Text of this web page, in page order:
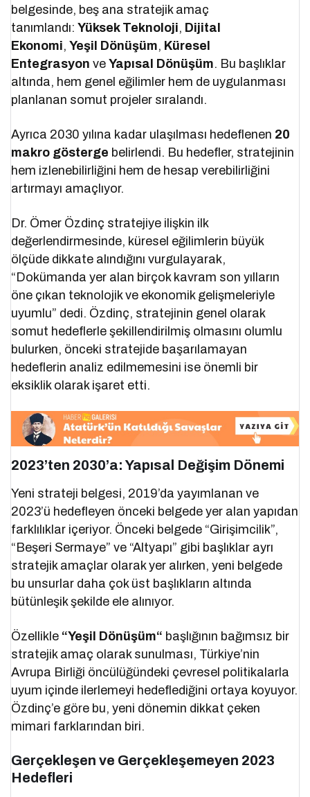
belgesinde, beş ana stratejik amaç
tanımlandı:Yüksek Teknoloji, Dijital
Ekonomi,Yeşil Dönüşüm, Küresel
Entegrasyon veYapısal Dönüşüm. Bu başlıklar
altında, hem genel eğilimler hem de uygulanması
planlanan somut projeler sıralandı.
Ayrıca 2030 yılına kadar ulaşılması hedeflenen 20
makro gösterge belirlendi. Bu hedefler, stratejinin
hem izlenebilirliğini hem de hesap verebilirliğini
artırmayı amaçlıyor.
Dr. Ömer Özdinç stratejiye ilişkin ilk
değerlendirmesinde, küresel eğilimlerin büyük
ölçüde dikkate alındığını vurgulayarak,
“Dokümanda yer alan birçok kavram son yılların
öne çıkan teknolojik ve ekonomik gelişmeleriyle
uyumlu” dedi. Özdinç, stratejinin genel olarak
somut hedeflerle şekillendirilmiş olmasını olumlu
bulurken, önceki stratejide başarılamayan
hedeflerin analiz edilmemesini ise önemli bir
eksiklik olarak işaret etti.
2023’ten 2030’a: Yapısal Değişim Dönemi
Yeni strateji belgesi, 2019’da yayımlanan ve
2023’ü hedefleyen önceki belgede yer alan yapıdan
farklılıklar içeriyor. Önceki belgede “Girişimcilik”,
“Beşeri Sermaye” ve “Altyapı” gibi başlıklar ayrı
stratejik amaçlar olarak yer alırken, yeni belgede
bu unsurlar daha çok üst başlıkların altında
bütünleşik şekilde ele alınıyor.
Özellikle “Yeşil Dönüşüm“ başlığının bağımsız bir
stratejik amaç olarak sunulması, Türkiye’nin
Avrupa Birliği öncülüğündeki çevresel politikalarla
uyum içinde ilerlemeyi hedeflediğini ortaya koyuyor.
Özdinç’e göre bu, yeni dönemin dikkat çeken
mimari farklarından biri.
Gerçekleşen ve Gerçekleşemeyen 2023
Hedefleri